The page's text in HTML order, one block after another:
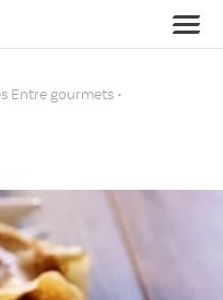
Entre gourmets